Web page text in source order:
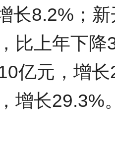
长8.2%；
比上年下
亿元，增
增长29.3%